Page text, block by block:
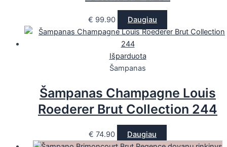
€ 99.90 Daugiau
Išparduota
Šampanas
Šampanas Champagne Louis
Roederer Brut Collection 244
€ 74.90 Daugiau